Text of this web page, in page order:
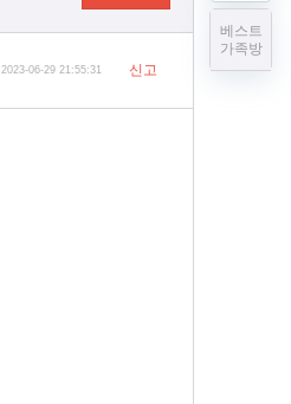
베스트
가족방
2023-06-29 21:55:31 신고